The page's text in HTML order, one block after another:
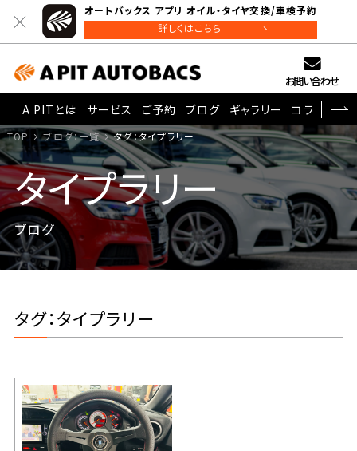
オートバックス アプリ オイル・タイヤ交換/車検予約
詳しくはこちら
お問い合わせ
A PITとは
サービス ご予約 ブログ ギャラリー コラム
TOP ブログ：一覧 タグ：タイプラリー
タイプラリー
ブログ
タグ：タイプラリー